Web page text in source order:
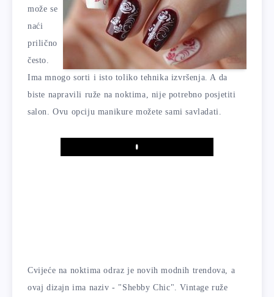
može se
naći
prilično
često.
Ima mnogo sorti i isto toliko tehnika izvršenja. A da
biste napravili ruže na noktima, nije potrebno posjetiti
salon. Ovu opciju manikure možete sami savladati.
Play
Cvijeće na noktima odraz je novih modnih trendova, a
ovaj dizajn ima naziv - "Shebby Chic". Vintage ruže